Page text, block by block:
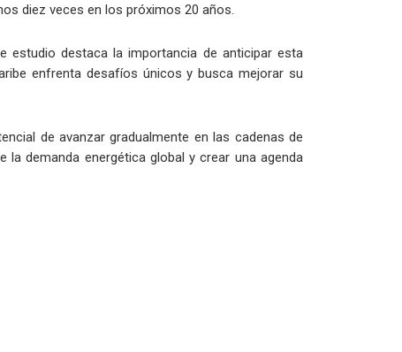
diez veces en los próximos 20 años.
estudio destaca la importancia de anticipar esta
enfrenta desafíos únicos y busca mejorar su
de avanzar gradualmente en las cadenas de
demanda energética global y crear una agenda